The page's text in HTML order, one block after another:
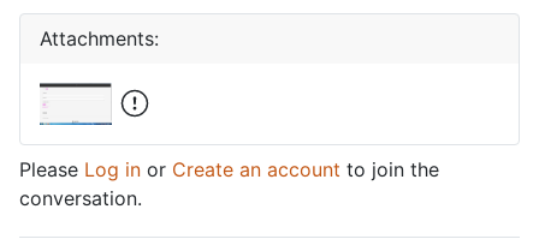
Attachments:
Please Log in or Create an account to join the
conversation.